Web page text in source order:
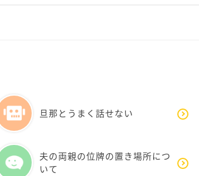
旦那とうまく話せない
夫の両親の位牌の置き場所につ
いて